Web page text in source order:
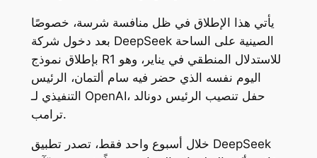
يأتي هذا الإطلاق في ظل منافسة شرسة، خصوصًا
بعد دخول شركة DeepSeek الصينية على الساحة
بإطلاق نموذج R1 للاستدلال المنطقي في يناير، وهو
اليوم نفسه الذي حضر فيه سام ألتمان، الرئيس
التنفيذي لـ OpenAI، حفل تنصيب الرئيس دونالد
ترامب.
خلال أسبوع واحد فقط، تصدر تطبيق DeepSeek